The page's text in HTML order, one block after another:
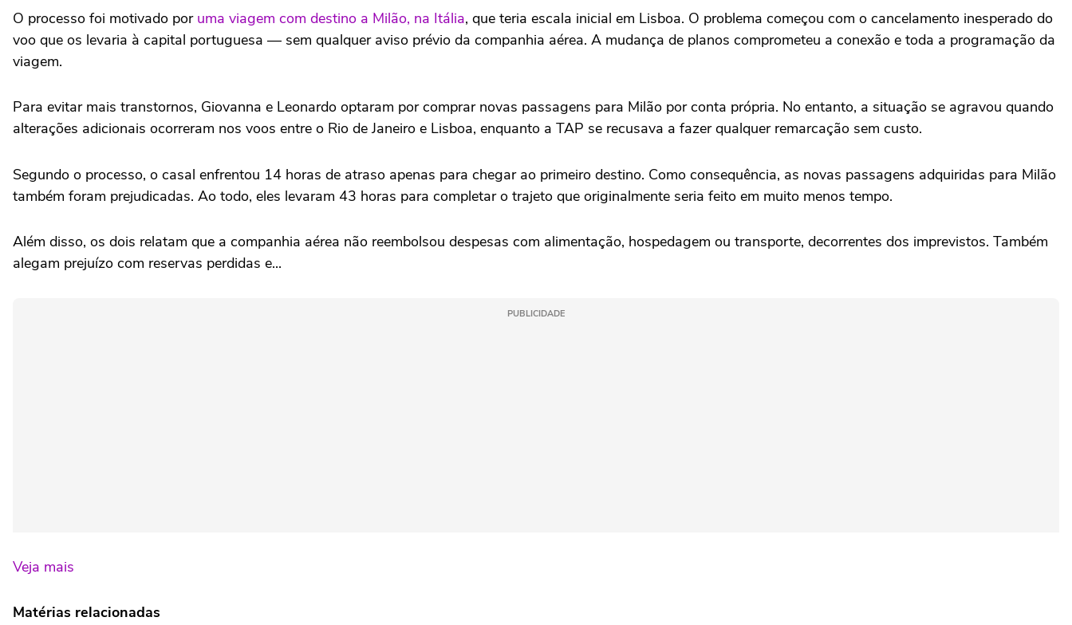
O processo foi motivado por uma viagem com destino a Milão, na Itália, que teria escala inicial em Lisboa. O problema começou com o cancelamento inesperado do
voo que os levaria à capital portuguesa — sem qualquer aviso prévio da companhia aérea. A mudança de planos comprometeu a conexão e toda a programação da
viagem.
Para evitar mais transtornos, Giovanna e Leonardo optaram por comprar novas passagens para Milão por conta própria. No entanto, a situação se agravou quando
alterações adicionais ocorreram nos voos entre o Rio de Janeiro e Lisboa, enquanto a TAP se recusava a fazer qualquer remarcação sem custo.
Segundo o processo, o casal enfrentou 14 horas de atraso apenas para chegar ao primeiro destino. Como consequência, as novas passagens adquiridas para Milão
também foram prejudicadas. Ao todo, eles levaram 43 horas para completar o trajeto que originalmente seria feito em muito menos tempo.
Além disso, os dois relatam que a companhia aérea não reembolsou despesas com alimentação, hospedagem ou transporte, decorrentes dos imprevistos. Também
alegam prejuízo com reservas perdidas e...
PUBLICIDADE
Veja mais
Matérias relacionadas